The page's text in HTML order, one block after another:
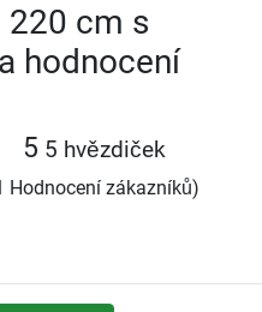
220 cm s
hodnocení
5 5 hvězdiček
Hodnocení zákazníků)